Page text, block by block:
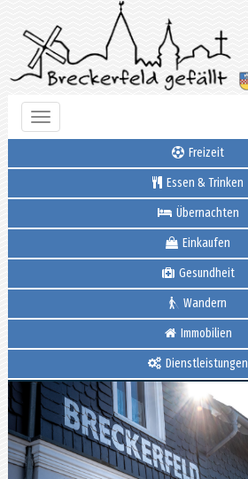
Toggle
navigation
Freizeit
Essen & Trinken
Übernachten
Einkaufen
Gesundheit
Wandern
Immobilien
Dienstleistungen